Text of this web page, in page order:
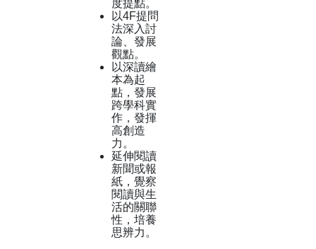
度提點。
以4F提問
法深入討
論、發展
觀點。
以深讀繪
本為起
點，發展
跨學科實
作，發揮
高創造
力。
延伸閱讀
新聞或報
紙，覺察
閱讀與生
活的關聯
性，培養
思辨力。